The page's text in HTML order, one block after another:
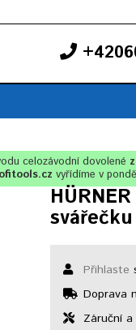
celozávodní dovolené
vyřídíme v
Přihlaste
Doprava
Záruční